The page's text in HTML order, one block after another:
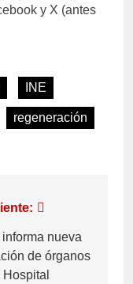
y X (antes
INE
regeneración
informa nueva
de órganos